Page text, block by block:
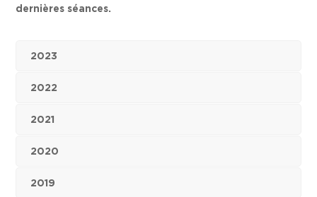
dernières séances.
2023
2022
2021
2020
2019